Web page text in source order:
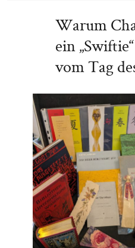
Warum
ein
vom Tag